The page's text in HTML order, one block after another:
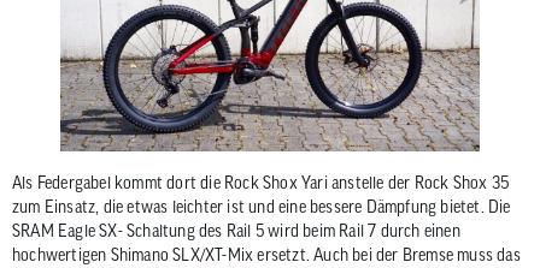
Als Federgabel kommt dort die Rock Shox Yari anstelle der Rock Shox 35
zum Einsatz, die etwas leichter ist und eine bessere Dämpfung bietet. Die
SRAM Eagle SX- Schaltung des Rail 5 wird beim Rail 7 durch einen
hochwertigen Shimano SLX/XT-Mix ersetzt. Auch bei der Bremse muss das